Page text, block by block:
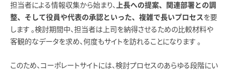
担当者による情報収集から始まり、
上長への提案、関連部署との調
整、そして役員や代表の承認といった、複雑で長いプロセス を要
します 。検討期間中、担当者は上司を納得させるための比較材料や
客観的なデータを求め、何度もサイトを訪れることになります 。
このため、コーポレートサイトには、検討プロセスのあらゆる段階にい